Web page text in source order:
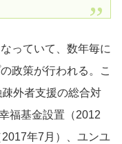
っていて、数年毎に
政策が行われる。こ
外者支援の総合対
福基金設置（2012
年7月）、ユンユ